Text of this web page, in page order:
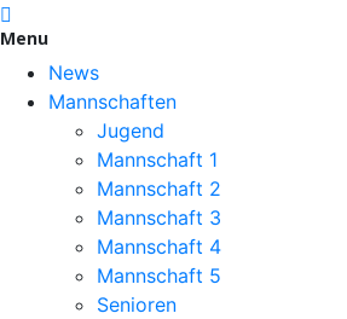
Menu
News
Mannschaften
Jugend
Mannschaft 1
Mannschaft 2
Mannschaft 3
Mannschaft 4
Mannschaft 5
Senioren